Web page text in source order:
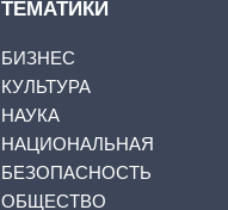
ТЕМАТИКИ
БИЗНЕС
КУЛЬТУРА
НАУКА
НАЦИОНАЛЬНАЯ
БЕЗОПАСНОСТЬ
ОБЩЕСТВО